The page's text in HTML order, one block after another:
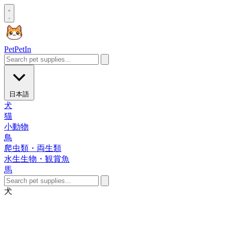
PetPetIn
日本語
犬
猫
小動物
鳥
爬虫類・両生類
水生生物・観賞魚
馬
犬